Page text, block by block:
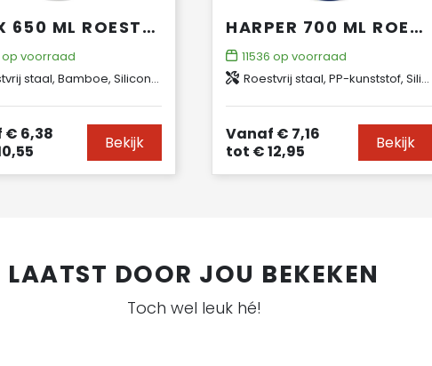
KALIX 650 ML ROESTVRIJSTALEN DRINKFLES
op voorraad
staal, Bamboe, Siliconen kunststof
€ 6,38
Bekijk
HARPER 700 ML ROESTVRIJSTALEN DRINKFLES MET METALEN LUS
11536 op voorraad
Roestvrij staal, PP-kunststof, Siliconen kunststof
Vanaf € 7,16
tot € 12,95 Bekijk
LAATST DOOR JOU BEKEKEN
Toch wel leuk hé!